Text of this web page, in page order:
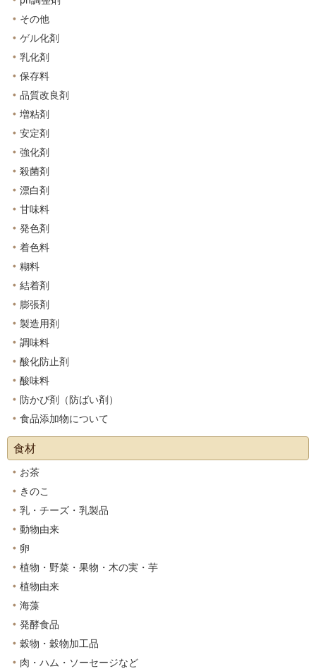
その他
ゲル化剤
乳化剤
保存料
品質改良剤
増粘剤
安定剤
強化剤
殺菌剤
漂白剤
甘味料
発色剤
着色料
糊料
結着剤
膨張剤
製造用剤
調味料
酸化防止剤
酸味料
防かび剤（防ばい剤）
食品添加物について
食材
お茶
きのこ
乳・チーズ・乳製品
動物由来
卵
植物・野菜・果物・木の実・芋
植物由来
海藻
発酵食品
穀物・穀物加工品
肉・ハム・ソーセージなど